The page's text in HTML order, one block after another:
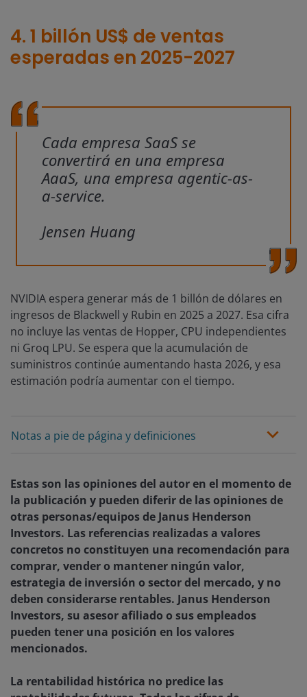
4. 1 billón US$ de ventas
esperadas en 2025-2027
Cada empresa SaaS se
convertirá en una empresa
AaaS, una empresa agentic-as-
a-service.
Jensen Huang
NVIDIA espera generar más de 1 billón de dólares en
ingresos de Blackwell y Rubin en 2025 a 2027. Esa cifra
no incluye las ventas de Hopper, CPU independientes
ni Groq LPU. Se espera que la acumulación de
suministros continúe aumentando hasta 2026, y esa
estimación podría aumentar con el tiempo.
Notas a pie de página y definiciones
Estas son las opiniones del autor en el momento de
la publicación y pueden diferir de las opiniones de
otras personas/equipos de Janus Henderson
Investors. Las referencias realizadas a valores
concretos no constituyen una recomendación para
comprar, vender o mantener ningún valor,
estrategia de inversión o sector del mercado, y no
deben considerarse rentables. Janus Henderson
Investors, su asesor afiliado o sus empleados
pueden tener una posición en los valores
mencionados.
La rentabilidad histórica no predice las